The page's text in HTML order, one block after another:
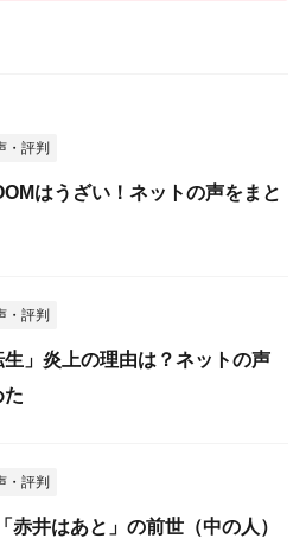
・評判
はうざい！ネットの声をまと
・評判
生」炎上の理由は？ネットの声
た
・評判
赤井はあと」の前世（中の人）